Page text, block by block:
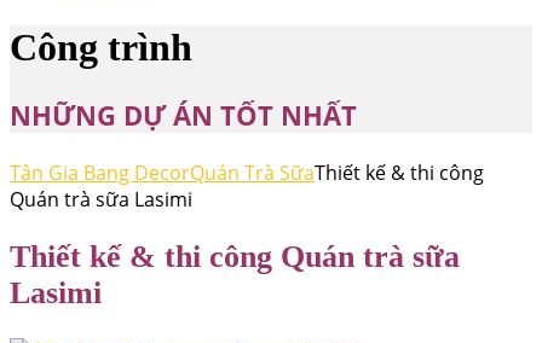
Công trình
NHỮNG DỰ ÁN TỐT NHẤT
Tân Gia Bang DecorQuán Trà SữaThiết kế & thi công
Quán trà sữa Lasimi
Thiết kế & thi công Quán trà sữa
Lasimi